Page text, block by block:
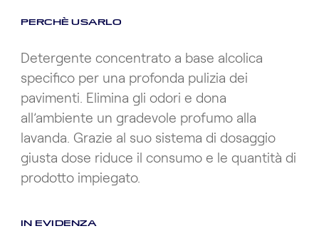
PERCHÈ USARLO
Detergente concentrato a base alcolica
specifico per una profonda pulizia dei
pavimenti. Elimina gli odori e dona
all’ambiente un gradevole profumo alla
lavanda. Grazie al suo sistema di dosaggio
giusta dose riduce il consumo e le quantità di
prodotto impiegato.
IN EVIDENZA